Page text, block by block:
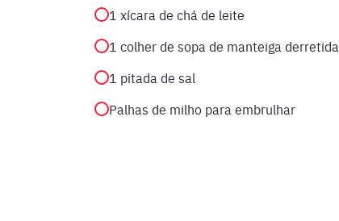
1 xícara de chá de leite
1 colher de sopa de manteiga derretida
1 pitada de sal
Palhas de milho para embrulhar